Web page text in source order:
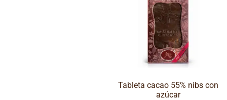
Tableta cacao 55% nibs con
azúcar